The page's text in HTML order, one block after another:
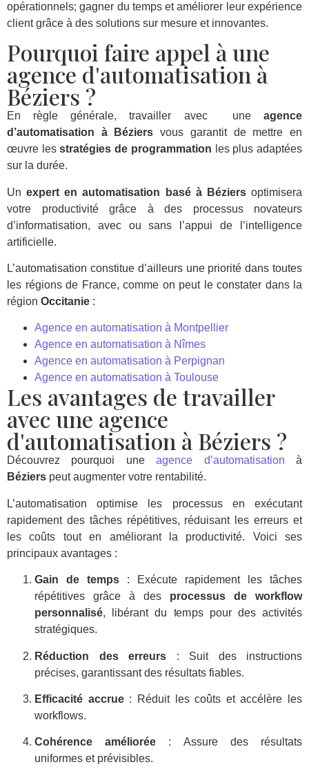
opérationnels; gagner du temps et améliorer leur expérience
client grâce à des solutions sur mesure et innovantes.
Pourquoi faire appel à une
agence d'automatisation à
Béziers ?
En règle générale, travailler avec une agence
d’automatisation à Béziers vous garantit de mettre en
œuvre lesstratégies de programmation les plus adaptées
sur la durée.
Unexpert en automatisation basé à Béziersoptimisera
votre productivité grâce à des processus novateurs
d’informatisation, avec ou sans l’appui de l’intelligence
artificielle.
L’automatisation constitue d’ailleurs une priorité dans toutes
les régions de France, comme on peut le constater dans la
région Occitanie :
Agence en automatisation à Montpellier
Agence en automatisation à Nîmes
Agence en automatisation à Perpignan
Agence en automatisation à Toulouse
Les avantages de travailler
avec une agence
d'automatisation à Béziers ?
Découvrez pourquoi uneagence d’automatisation à
Béziers peut augmenter votre rentabilité.
L’automatisation optimise les processus en exécutant
rapidement des tâches répétitives, réduisant les erreurs et
les coûts tout en améliorant la productivité. Voici ses
principaux avantages :
Gain de temps : Exécute rapidement les tâches
répétitives grâce à des processus de workflow
personnalisé, libérant du temps pour des activités
stratégiques.
Réduction des erreurs : Suit des instructions
précises, garantissant des résultats fiables.
Efficacité accrue: Réduit les coûts et accélère les
workflows.
Cohérence améliorée : Assure des résultats
uniformes et prévisibles.